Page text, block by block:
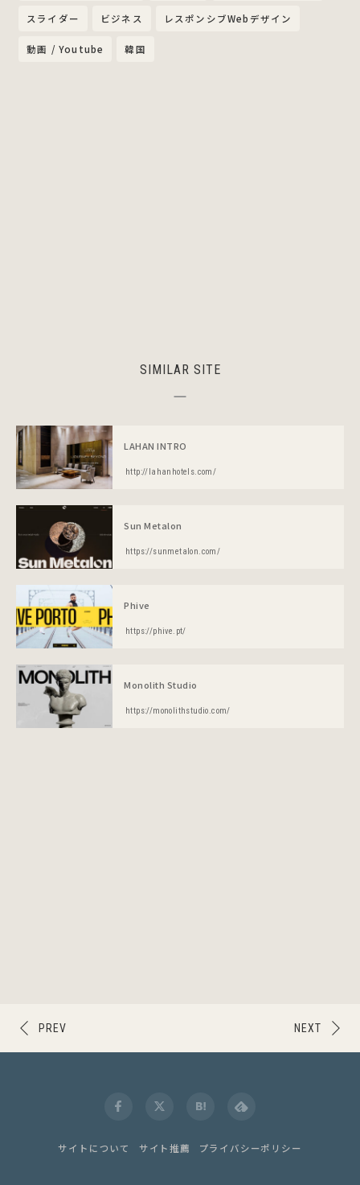
スライダー ビジネス レスポンシブWebデザイン
動画 / Youtube 韓国
SIMILAR SITE
LAHAN INTRO
http://lahanhotels.com/
Sun Metalon
https://sunmetalon.com/
Phive
https://phive.pt/
Monolith Studio
https://monolithstudio.com/
NEXT
PREV
サイトについて サイト推薦 プライバシーポリシー